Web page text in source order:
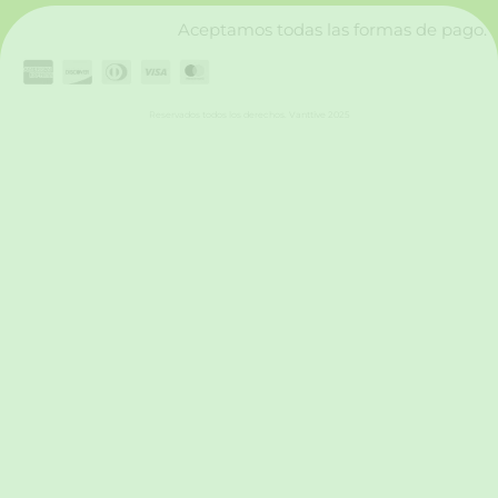
Aceptamos todas las formas de pago.